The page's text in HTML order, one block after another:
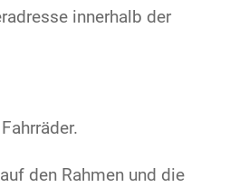
innerhalb der
den Rahmen und die